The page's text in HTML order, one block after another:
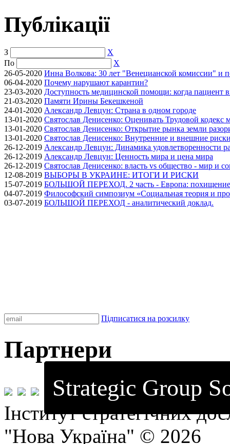
Публікації
З
X
По
X
26-05-2020 Инна Волкова: 30 лет "Венецианской комиссии" и
06-04-2020 Почему нарушают карантин?
23-03-2020 Доступность медицинской помощи: когда пациент
21-03-2020 Памяти Ирины Бекешкеной
24-01-2020 Александр Левцун: Страна в одном городе
13-01-2020 Святослав Денисенко: Оценивать Трудовой кодекс
13-01-2020 Святослав Денисенко: Открытие рынка земли
13-01-2020 Святослав Денисенко: Внутренние и внешние
26-12-2019 Александр Левцун: Динамика удовлетворенности
26-12-2019 Александр Левцун: Ценность мира и цена мира
26-12-2019 Святослав Денисенко: власть vs общество - мир и
12-08-2019 ВЫБОРЫ В УКРАИНЕ: ИТОГИ И РИСКИ
15-07-2019 БОЛЬШОЙ ПЕРЕХОД. 2 часть - Европа: похищение
04-07-2019 Философский симпозиум «Социальная теория и
03-07-2019 БОЛЬШОЙ ПЕРЕХОД - аналитический доклад.
Підписатися на розсилку
Партнери
Strategic Group
Інститут стратегічних
"Нова Україна" © 2026